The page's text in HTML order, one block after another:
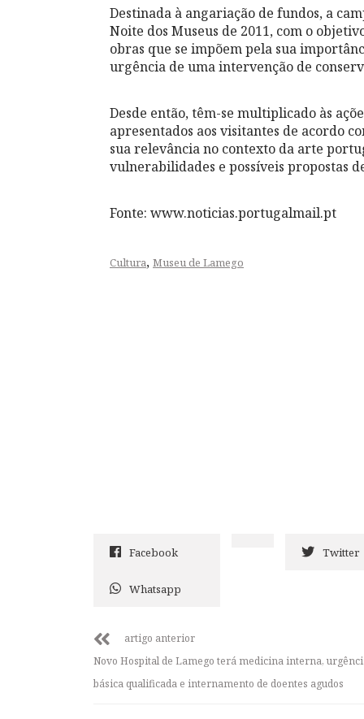
Destinada à angariação de fundos, a
Noite dos Museus de 2011, com o
obras que se impõem pela sua
urgência de uma intervenção de
Desde então, têm-se multiplicado às
apresentados aos visitantes de acordo
sua relevância no contexto da arte
vulnerabilidades e possíveis propostas
Fonte: www.noticias.portugalmail.pt
Cultura, Museu de Lamego
Facebook Twitter
Whatsapp
artigo anterior
Novo Hospital de Lamego terá medicina interna,
básica qualificada e internamento de doentes agudos